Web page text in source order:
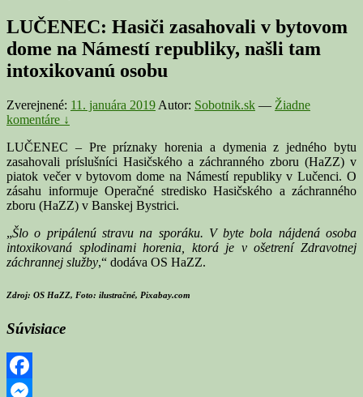
LUČENEC: Hasiči zasahovali v bytovom
dome na Námestí republiky, našli tam
intoxikovanú osobu
Zverejnené: 11. januára 2019 Autor: Sobotnik.sk — Žiadne
komentáre ↓
LUČENEC – Pre príznaky horenia a dymenia z jedného bytu
zasahovali príslušníci Hasičského a záchranného zboru (HaZZ) v
piatok večer v bytovom dome na Námestí republiky v Lučenci. O
zásahu informuje Operačné stredisko Hasičského a záchranného
zboru (HaZZ) v Banskej Bystrici.
„Šlo o pripálenú stravu na sporáku. V byte bola nájdená osoba
intoxikovaná splodinami horenia, ktorá je v ošetrení Zdravotnej
záchrannej služby,“ dodáva OS HaZZ.
Zdroj: OS HaZZ, Foto: ilustračné, Pixabay.com
Súvisiace
Facebook